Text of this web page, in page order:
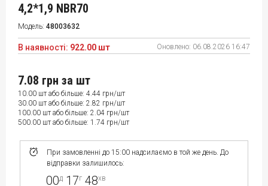
4,2*1,9 NBR70
Модель: 48003632
В наявності: 922.00 шт Оновлено: 06.08.2026 16:47
При замовленні до 15:00 надсилаємо в той же день. До
відправки залишилось:
00д 17г 48хв
7.08 грн за шт
10.00 шт або більше: 4.44 грн/шт
30.00 шт або більше: 2.82 грн/шт
100.00 шт або більше: 2.04 грн/шт
500.00 шт або більше: 1.74 грн/шт